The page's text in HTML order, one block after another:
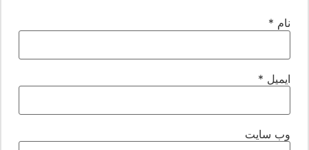
*
سایت